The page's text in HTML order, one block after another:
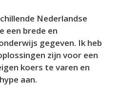
Nederlandse
een brede en
gegeven. Ik heb
zijn voor een
koers te varen en
aan.